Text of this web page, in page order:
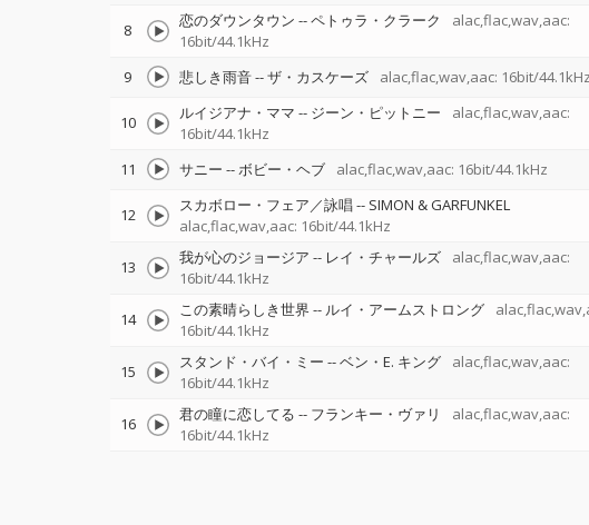
8 恋のダウンタウン --ペトゥラ・クラーク
alac,flac,wav,aac:
16bit/44.1kHz
9 悲しき雨音--ザ・カスケーズ alac,flac,wav,aac: 16bit/44.1kHz
10 ルイジアナ・ママ -- ジーン・ピットニー
alac,flac,wav,aac:
16bit/44.1kHz
11 サニー --ボビー・ヘブ alac,flac,wav,aac: 16bit/44.1kHz
12 スカボロー・フェア／詠唱-- SIMON & GARFUNKEL
alac,flac,wav,aac: 16bit/44.1kHz
13 我が心のジョージア -- レイ・チャールズ
alac,flac,wav,aac:
16bit/44.1kHz
14 この素晴らしき世界 -- ルイ・アームストロング
16bit/44.1kHz
15 スタンド・バイ・ミー --ベン・E. キング
alac,flac,wav,aac:
16bit/44.1kHz
16 君の瞳に恋してる -- フランキー・ヴァリ
alac,flac,wav,aac:
16bit/44.1kHz